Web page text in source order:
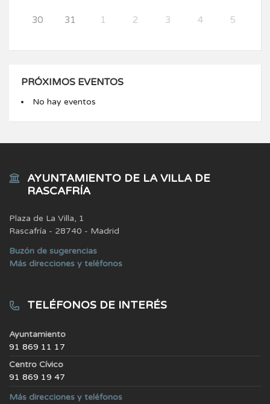
30 31 1 2 3 4 5
PRÓXIMOS EVENTOS
No hay eventos
AYUNTAMIENTO DE LA VILLA DE
RASCAFRÍA
Plaza de La Villa, 1
Rascafría - 28740 - Madrid
Buzón de sugerencias
Más direcciones y teléfonos
TELÉFONOS DE INTERÉS
Ayuntamiento
91 869 11 17
Centro Cívico
91 869 19 47
Más direcciones y teléfonos